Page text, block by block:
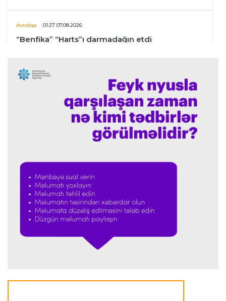
Avroliqa 01:27 07.08.2026
“Benfika” “Harts”ı darmadağın etdi
İspaniya L.L.
"Barselona" Mərakeş klubuna qarşı keçirilməsi
planlaşdırılan yoldaşlıq oyununu ləğv etdi
23:59 06.08.2026
"Prezident səlahiyyətlərindən sui-istifadə edib"
Formula-1 23:51 06.08.2026
"Antonelli çox etibarlı pilota çevrilib"
Formula-1 23:44 06.08.2026
"Antonelli mövsümün ən yaxşı pilotlarından